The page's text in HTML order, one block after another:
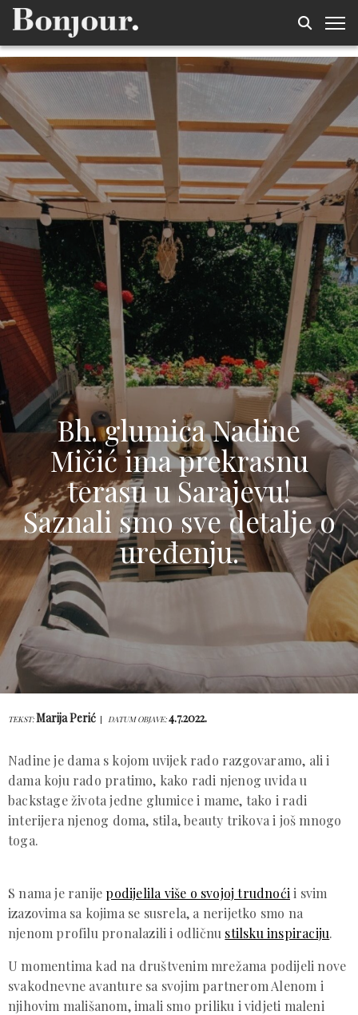
Bh. glumica Nadine
Mičić ima prekrasnu
terasu u Sarajevu!
Saznali smo sve detalje o
uređenju.
TEKST:Marija Perić DATUM OBJAVE:4.7.2022.
Nadine je dama s kojom uvijek rado razgovaramo, ali i
dama koju rado pratimo, kako radi njenog uvida u
backstage života jedne glumice i mame, tako i radi
interijera njenog doma, stila, beauty trikova i još mnogo
toga.
S nama je ranije podijelila više o svojoj trudnoći i svim
izazovima sa kojima se susrela, a nerijetko smo na
njenom profilu pronalazili i odličnu stilsku inspiraciju.
U momentima kad na društvenim mrežama podijeli nove
svakodnevne avanture sa svojim partnerom Alenom i
njihovim mališanom, imali smo priliku i vidjeti maleni